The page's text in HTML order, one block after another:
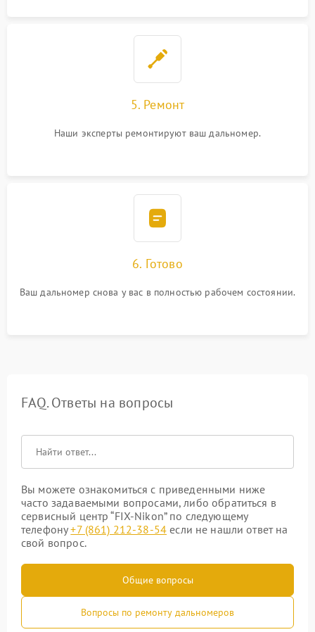
5. Ремонт
Наши эксперты ремонтируют ваш дальномер.
6. Готово
Ваш дальномер снова у вас в полностью рабочем состоянии.
FAQ. Ответы на вопросы
Вы можете ознакомиться с приведенными ниже
часто задаваемыми вопросами, либо обратиться в
сервисный центр “FIX-Nikon” по следующему
телефону+7 (861) 212-38-54 если не нашли ответ на
свой вопрос.
Общие вопросы
Вопросы по ремонту дальномеров